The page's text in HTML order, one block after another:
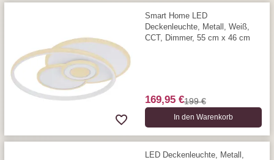
Smart Home LED
Deckenleuchte, Metall, Weiß,
CCT, Dimmer, 55 cm x 46 cm
169,95 €199 €
In den Warenkorb
LED Deckenleuchte, Metall,